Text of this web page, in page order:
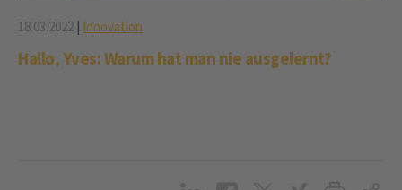
18.03.2022 Innovation
Hallo, Yves: Warum hat man nie ausgelernt?